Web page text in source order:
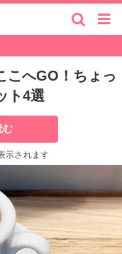
こへGO！ちょっ
ト4選
む
示されます